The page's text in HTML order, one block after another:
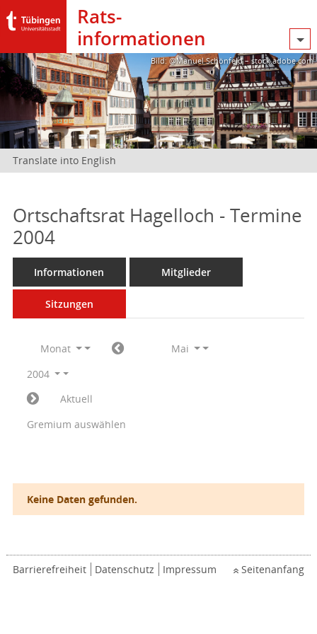
Rats­
informationen
Bild: @Manuel Schönfeld – stock.adobe.com
Translate into English
Ortschaftsrat Hagelloch - Termine
2004
Informationen Mitglieder
Sitzungen
Monat
Mai
2004
Aktuell
Gremium auswählen
Keine Daten gefunden.
Barrierefreiheit Datenschutz Impressum Seitenanfang